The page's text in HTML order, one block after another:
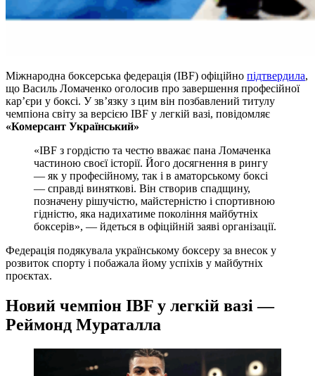
Міжнародна боксерська федерація (IBF) офіційно підтвердила,
що Василь Ломаченко оголосив про завершення професійної
кар’єри у боксі. У зв’язку з цим він позбавлений титулу
чемпіона світу за версією IBF у легкій вазі, повідомляє
«Комерсант Український»
«IBF з гордістю та честю вважає пана Ломаченка
частиною своєї історії. Його досягнення в рингу
— як у професійному, так і в аматорському боксі
— справді виняткові. Він створив спадщину,
позначену рішучістю, майстерністю і спортивною
гідністю, яка надихатиме покоління майбутніх
боксерів», — йдеться в офіційній заяві організації.
Федерація подякувала українському боксеру за внесок у
розвиток спорту і побажала йому успіхів у майбутніх
проєктах.
Новий чемпіон IBF у легкій вазі —
Реймонд Мураталла